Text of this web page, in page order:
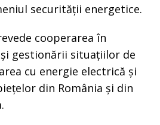
securității energetice.
cooperarea în
gestionării situațiilor de
cu energie electrică și
din România și din